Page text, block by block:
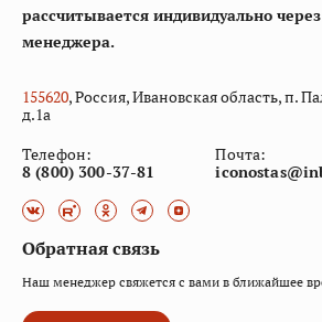
рассчитывается индивидуально через
менеджера.
155620, Россия, Ивановская область, п.
д.1а
Телефон:
8 (800) 300-37-81
Почта:
Обратная связь
Наш менеджер свяжется с вами в ближайшее